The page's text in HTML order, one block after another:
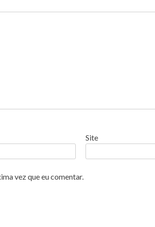
Site
vez que eu comentar.